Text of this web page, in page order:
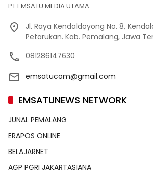
PT EMSATU MEDIA UTAMA
Jl. Raya Kendaldoyong No. 8,
Petarukan. Kab. Pemalang, Jawa
081286147630
emsatucom@gmail.com
EMSATUNEWS NETWORK
JUNAL PEMALANG
ERAPOS ONLINE
BELAJARNET
AGP PGRI JAKARTASIANA